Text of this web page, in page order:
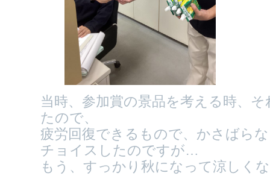
当時、参加賞の景品を考える時、
たので、
疲労回復できるもので、かさばら
チョイスしたのですが…
もう、すっかり秋になって涼しく